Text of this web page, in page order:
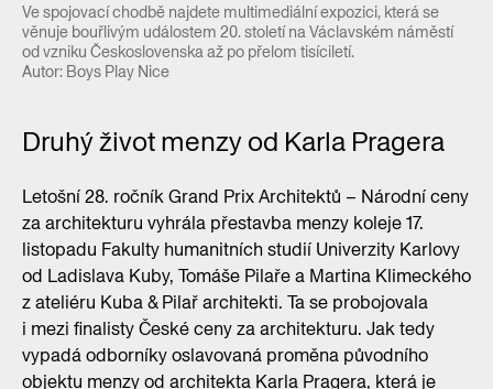
Ve spojovací chodbě najdete multimediální expozici, která se
věnuje bouřlivým událostem 20. století na Václavském náměstí
od vzniku Československa až po přelom tisíciletí.
Autor: Boys Play Nice
Druhý život menzy od Karla Pragera
Letošní 28. ročník Grand Prix Architektů – Národní ceny
za architekturu vyhrála přestavba menzy koleje 17.
listopadu Fakulty humanitních studií Univerzity Karlovy
od Ladislava Kuby, Tomáše Pilaře a Martina Klimeckého
z ateliéru Kuba & Pilař architekti. Ta se probojovala
i mezi finalisty České ceny za architekturu. Jak tedy
vypadá odborníky oslavovaná proměna původního
objektu menzy od architekta Karla Pragera, která je